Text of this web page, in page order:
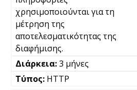
χρησιμοποιούνται για τη
μέτρηση της
αποτελεσματικότητας της
διαφήμισης.
3 μήνες
HTTP